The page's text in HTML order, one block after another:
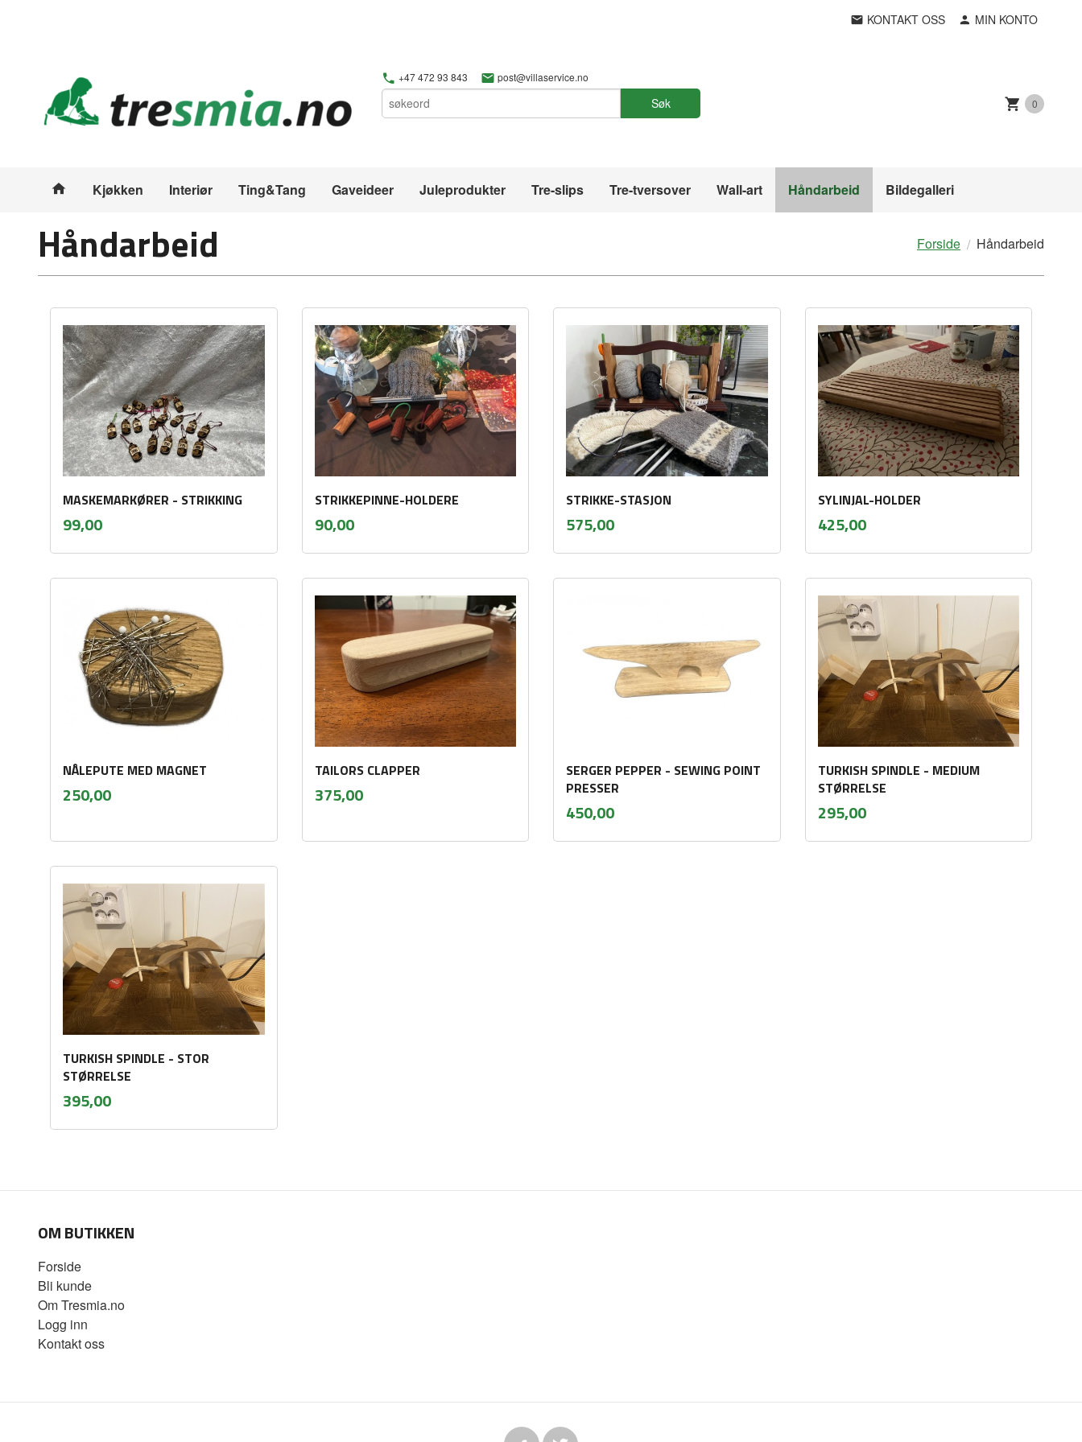
KONTAKT OSS MIN KONTO
+47 472 93 843 post@villaservice.no
Søk 0
Produkter
Kjøkken Interiør Ting&Tang Gaveideer Juleprodukter Tre-slips Tre-tversover Wall-art Håndarbeid Bildegalleri
Forside Håndarbeid
Håndarbeid
MASKEMARKØRER - STRIKKING
Pris
99,00mva.
STRIKKEPINNE-HOLDERE
Pris
90,00mva.
STRIKKE-STASJON
Pris
575,00mva.
SYLINJAL-HOLDER
Pris
425,00mva.
NÅLEPUTE MED MAGNET
Pris
250,00mva.
TAILORS CLAPPER
Pris
375,00mva.
SERGER PEPPER - SEWING POINT
PRESSER
Pris
450,00mva.
TURKISH SPINDLE - MEDIUM
STØRRELSE
Pris
295,00mva.
TURKISH SPINDLE - STOR
STØRRELSE
Pris
395,00mva.
OM BUTIKKEN
Forside
Bli kunde
Om Tresmia.no
Logg inn
Kontakt oss